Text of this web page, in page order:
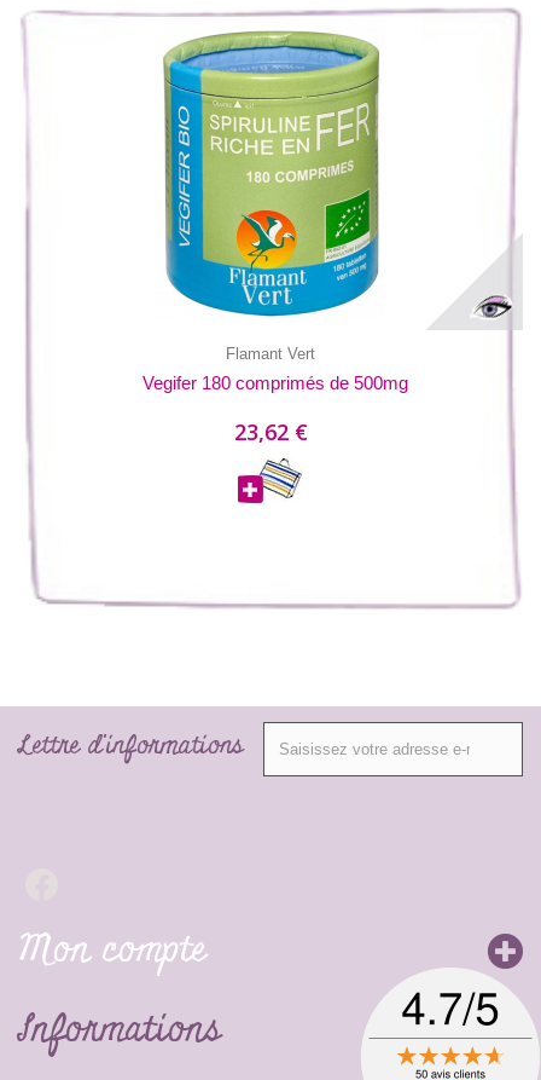
Flamant Vert
Vegifer 180 comprimés de 500mg
23,62 €
Lettre d'informations
Mon compte
Informations